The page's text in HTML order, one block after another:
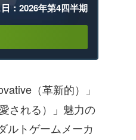
：2026年第4四半期
（革新的）」
される）」魅力の
ルトゲームメーカ